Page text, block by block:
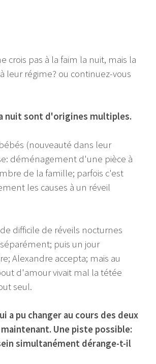
crois pas à la faim la nuit, mais la
leur régime? ou continuez-vous
nuit sont d'origines multiples.
(nouveauté dans leur
déménagement d'une pièce à
de la famille; parfois c'est
les causes à un réveil
difficile de réveils nocturnes
puis un jour
Alexandre accepta; mais au
d'amour vivait mal la tétée
seul.
a pu changer au cours des deux
Une piste possible:
simultanément dérange-t-il